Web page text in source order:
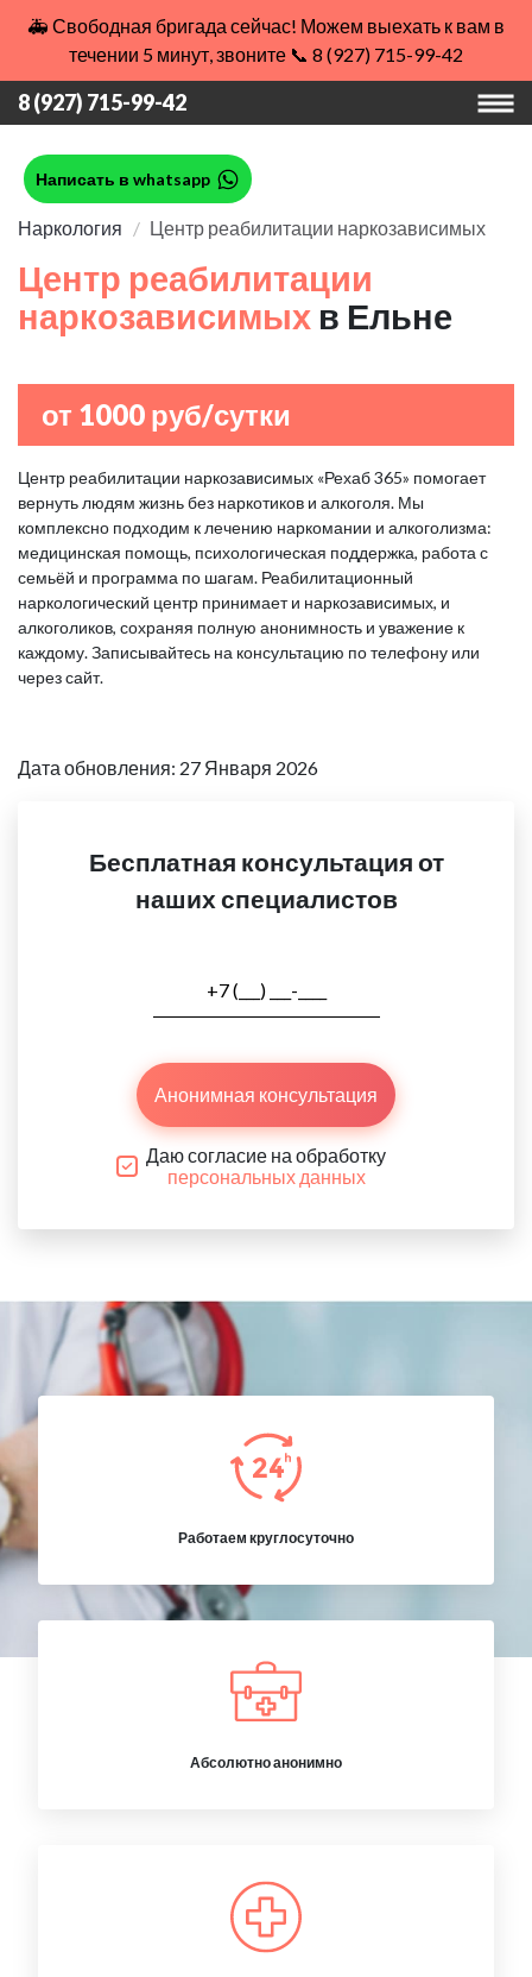
🚑 Свободная бригада сейчас! Можем выехать к вам в
течении 5 минут, звоните 📞 8 (927) 715-99-42
8 (927) 715-99-42
Написать в whatsapp
Наркология Центр реабилитации наркозависимых
Центр реабилитации
наркозависимых в Ельне
от 1000 руб/сутки
Центр реабилитации наркозависимых «Рехаб 365» помогает
вернуть людям жизнь без наркотиков и алкоголя. Мы
комплексно подходим к лечению наркомании и алкоголизма:
медицинская помощь, психологическая поддержка, работа с
семьёй и программа по шагам. Реабилитационный
наркологический центр принимает и наркозависимых, и
алкоголиков, сохраняя полную анонимность и уважение к
каждому. Записывайтесь на консультацию по телефону или
через сайт.
Дата обновления: 27 Января 2026
Бесплатная консультация от
наших специалистов
Анонимная консультация
Даю согласие на обработку
персональных данных
Работаем круглосуточно
Абсолютно анонимно